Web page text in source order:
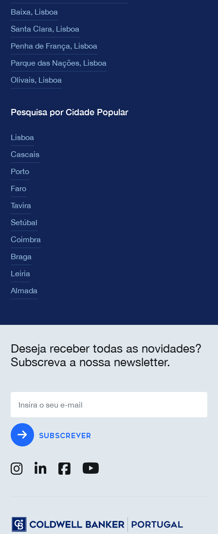
Baixa, Lisboa
Santa Clara, Lisboa
Penha de França, Lisboa
Parque das Nações, Lisboa
Olivais, Lisboa
Pesquisa por Cidade Popular
Lisboa
Cascais
Porto
Faro
Tavira
Setúbal
Coimbra
Braga
Leiria
Almada
Deseja receber todas as novidades?
Subscreva a nossa newsletter.
SUBSCREVER